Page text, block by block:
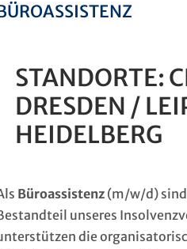
STANDORTE:
DRESDEN /
HEIDELBERG
Büroassistenz (m/w/d) sind
unseres
die